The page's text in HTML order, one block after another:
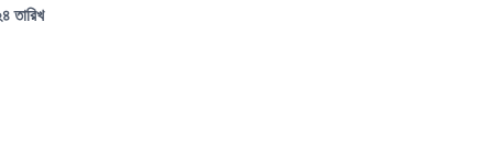
তারিখ